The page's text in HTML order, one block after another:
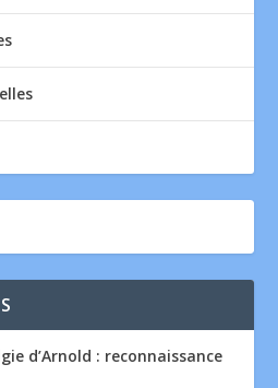
d’Arnold : reconnaissance